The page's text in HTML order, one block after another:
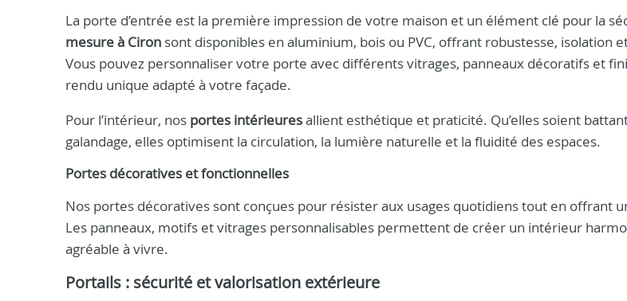
La porte d’entrée est la première impression de votre maison et un élément clé pour la
mesure à Ciron sont disponibles en aluminium, bois ou PVC, offrant robustesse, isolation
Vous pouvez personnaliser votre porte avec différents vitrages, panneaux décoratifs et
rendu unique adapté à votre façade.
Pour l’intérieur, nos portes intérieuresallient esthétique et praticité. Qu’elles soient
galandage, elles optimisent la circulation, la lumière naturelle et la fluidité des espaces.
Portes décoratives et fonctionnelles
Nos portes décoratives sont conçues pour résister aux usages quotidiens tout en offrant
Les panneaux, motifs et vitrages personnalisables permettent de créer un intérieur
agréable à vivre.
Portails : sécurité et valorisation extérieure